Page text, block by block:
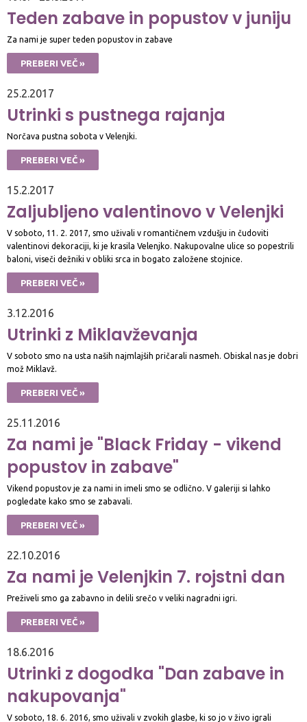
Teden zabave in popustov v juniju
Za nami je super teden popustov in zabave
PREBERI VEČ »
25.2.2017
Utrinki s pustnega rajanja
Norčava pustna sobota v Velenjki.
PREBERI VEČ »
15.2.2017
Zaljubljeno valentinovo v Velenjki
V soboto, 11. 2. 2017, smo uživali v romantičnem vzdušju in čudoviti
valentinovi dekoraciji, ki je krasila Velenjko. Nakupovalne ulice so popestrili
baloni, viseči dežniki v obliki srca in bogato založene stojnice.
PREBERI VEČ »
3.12.2016
Utrinki z Miklavževanja
V soboto smo na usta naših najmlajših pričarali nasmeh. Obiskal nas je dobri
mož Miklavž.
PREBERI VEČ »
25.11.2016
Za nami je "Black Friday - vikend
popustov in zabave"
Vikend popustov je za nami in imeli smo se odlično. V galeriji si lahko
pogledate kako smo se zabavali.
PREBERI VEČ »
22.10.2016
Za nami je Velenjkin 7. rojstni dan
Preživeli smo ga zabavno in delili srečo v veliki nagradni igri.
PREBERI VEČ »
18.6.2016
Utrinki z dogodka "Dan zabave in
nakupovanja"
V soboto, 18. 6. 2016, smo uživali v zvokih glasbe, ki so jo v živo igrali